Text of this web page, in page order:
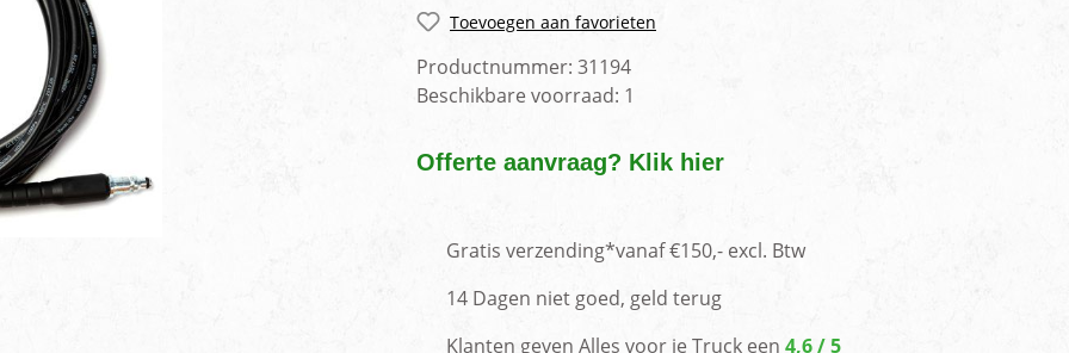
Toevoegen aan favorieten
Productnummer: 31194
Beschikbare voorraad: 1
Offerte aanvraag? Klik hier
Gratis verzending*vanaf €150,- excl. Btw
14 Dagen niet goed, geld terug
Klanten geven Alles voor je Truck een 4,6 / 5